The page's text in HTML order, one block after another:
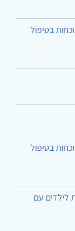
בטיפול
בטיפול
לילדים עם